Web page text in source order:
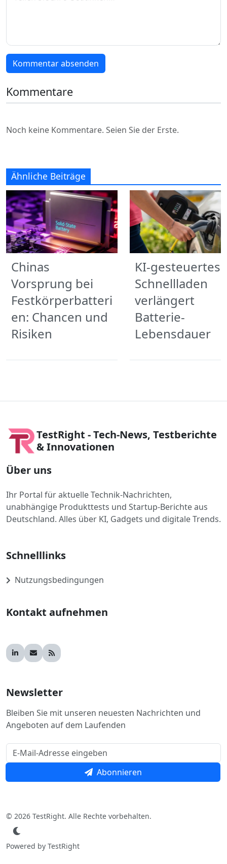
Kommentar absenden
Kommentare
Noch keine Kommentare. Seien Sie der Erste.
Ähnliche Beiträge
Chinas
Vorsprung bei
Festkörperbatteri
en: Chancen und
Risiken
KI-gesteuertes
Schnellladen
verlängert
Batterie-
Lebensdauer
TestRight - Tech-News, Testberichte
& Innovationen
Über uns
Ihr Portal für aktuelle Technik-Nachrichten,
unabhängige Produkttests und Startup-Berichte aus
Deutschland. Alles über KI, Gadgets und digitale Trends.
Schnelllinks
Nutzungsbedingungen
Kontakt aufnehmen
Newsletter
Bleiben Sie mit unseren neuesten Nachrichten und
Angeboten auf dem Laufenden
Abonnieren
© 2026 TestRight. Alle Rechte vorbehalten.
Powered by TestRight